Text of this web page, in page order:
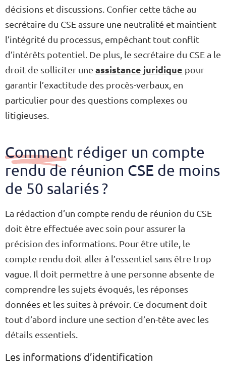
décisions et discussions. Confier cette tâche au
secrétaire du CSE assure une neutralité et maintient
l’intégrité du processus, empêchant tout conflit
d’intérêts potentiel. De plus, le secrétaire du CSE a le
droit de solliciter une assistance juridique pour
garantir l’exactitude des procès-verbaux, en
particulier pour des questions complexes ou
litigieuses.
Comment rédiger un compte
rendu de réunion CSE de moins
de 50 salariés ?
La rédaction d’un compte rendu de réunion du CSE
doit être effectuée avec soin pour assurer la
précision des informations. Pour être utile, le
compte rendu doit aller à l’essentiel sans être trop
vague. Il doit permettre à une personne absente de
comprendre les sujets évoqués, les réponses
données et les suites à prévoir. Ce document doit
tout d’abord inclure une section d’en-tête avec les
détails essentiels.
Les informations d’identification